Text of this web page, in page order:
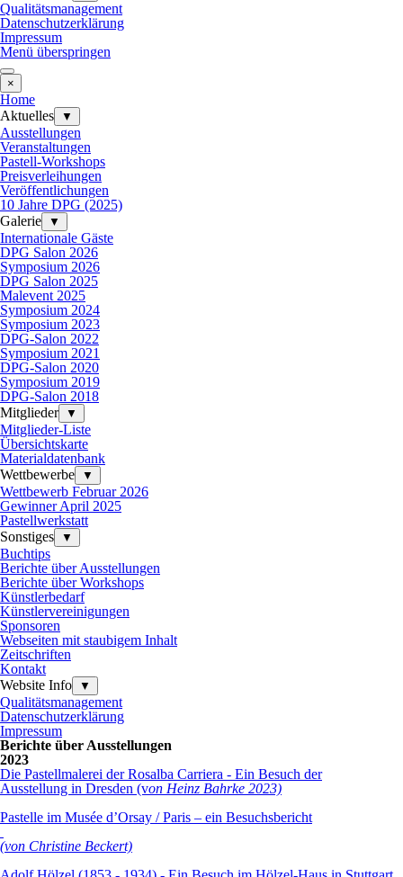
Qualitätsmanagement
Datenschutzerklärung
Impressum
Menü überspringen
×
Home
Aktuelles
▼
Ausstellungen
Veranstaltungen
Pastell-Workshops
Preisverleihungen
Veröffentlichungen
10 Jahre DPG (2025)
Galerie
▼
Internationale Gäste
DPG Salon 2026
Symposium 2026
DPG Salon 2025
Malevent 2025
Symposium 2024
Symposium 2023
DPG-Salon 2022
Symposium 2021
DPG-Salon 2020
Symposium 2019
DPG-Salon 2018
Mitglieder
▼
Mitglieder-Liste
Übersichtskarte
Materialdatenbank
Wettbewerbe
▼
Wettbewerb Februar 2026
Gewinner April 2025
Pastellwerkstatt
Sonstiges
▼
Buchtips
Berichte über Ausstellungen
Berichte über Workshops
Künstlerbedarf
Künstlervereinigungen
Sponsoren
Webseiten mit staubigem Inhalt
Zeitschriften
Kontakt
Website Info
▼
Qualitätsmanagement
Datenschutzerklärung
Impressum
Berichte über Ausstellungen
2023
Die Pastellmalerei der Rosalba Carriera - Ein Besuch der
Ausstellung in Dresden (von Heinz Bahrke 2023)
Pastelle im Musée d’Orsay / Paris – ein Besuchsbericht
(von Christine Beckert)